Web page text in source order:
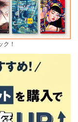
ク！